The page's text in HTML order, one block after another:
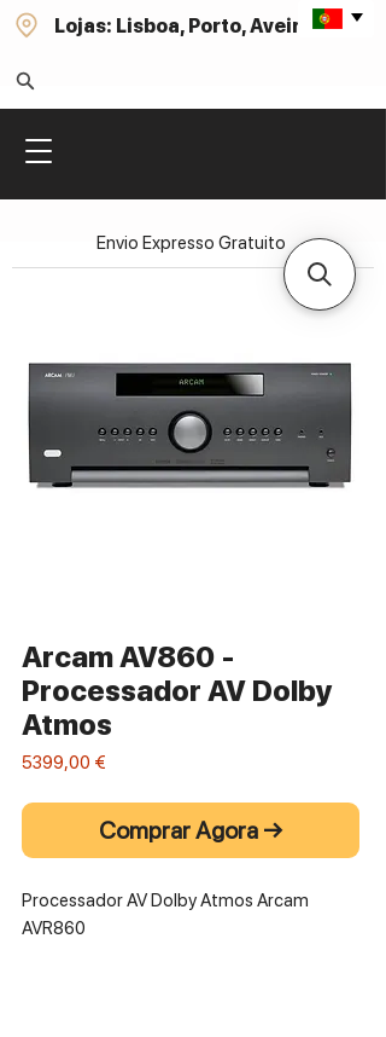
Lojas: Lisboa, Porto, Aveiro
Arcam AV860 -
Processador AV Dolby
Atmos
5399,00 €
Comprar Agora →
Processador AV Dolby Atmos Arcam
AVR860
Envio Expresso Gratuito